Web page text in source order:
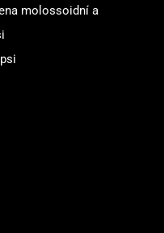
molossoidní a